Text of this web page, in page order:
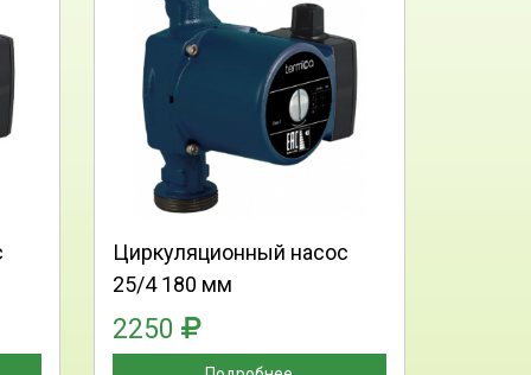
Циркуляционный насос
25/4 180 мм
2250
Выберите количество:
Продолжить